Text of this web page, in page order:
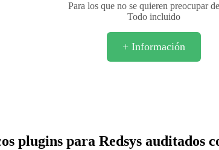
Para los que no se quieren preocupar
Todo incluido
+ Información
plugins para Redsys auditados